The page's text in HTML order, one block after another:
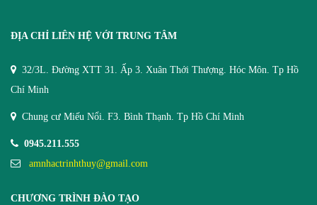
ĐỊA CHỈ LIÊN HỆ VỚI TRUNG TÂM
32/3L. Đường XTT 31. Ấp 3. Xuân Thới Thượng. Hóc Môn. Tp Hồ
Chí Minh
Chung cư Miếu Nổi. F3. Bình Thạnh. Tp Hồ Chí Minh
0945.211.555
amnhactrinhthuy@gmail.com
CHƯƠNG TRÌNH ĐÀO TẠO